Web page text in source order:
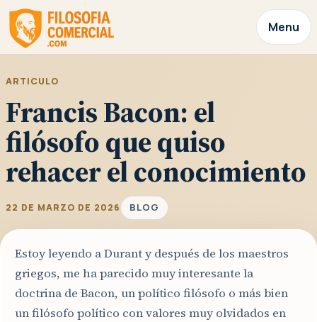
Menu
ARTICULO
Francis Bacon: el
filósofo que quiso
rehacer el conocimiento
22 DE MARZO DE 2026 BLOG
Estoy leyendo a Durant y después de los maestros
griegos, me ha parecido muy interesante la
doctrina de Bacon, un político filósofo o más bien
un filósofo político con valores muy olvidados en